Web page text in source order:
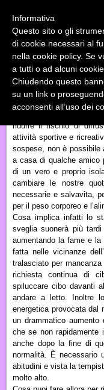
INDIETRO
STARE A CASA AI
BAMBINI!
ridurre il rischio di
attività sportive e
sospese, non è possibile
a casa di qualche amico
di un vero e proprio
cambiare le nostre
necessarie e salvavita,
per il peso corporeo e
Cosa implica infatti lo
sveglia suonerà più
aumentando la fame e
fatta nelle vicinanze
tralasciato per
richiesta continua di
spiluccare cibo davanti
andare a letto. Inoltre
energetica provocata dal
un drammatico aumento
che se non rapidamente
anche dopo la fine di
normalità. È necessario
abitudini e vista la
molto alto.
Informativa
Questo sito o gli
di cookie necessari al
nella cookie policy. Se
a tutti o ad alcuni
Chiudendo questo
su un link o
acconsenti all’uso dei